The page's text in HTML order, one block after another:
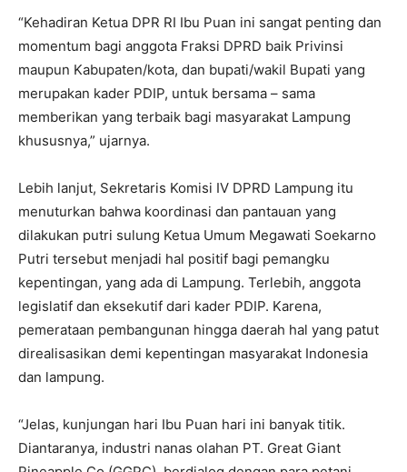
“Kehadiran Ketua DPR RI Ibu Puan ini sangat penting dan
momentum bagi anggota Fraksi DPRD baik Privinsi
maupun Kabupaten/kota, dan bupati/wakil Bupati yang
merupakan kader PDIP, untuk bersama – sama
memberikan yang terbaik bagi masyarakat Lampung
khususnya,” ujarnya.
Lebih lanjut, Sekretaris Komisi IV DPRD Lampung itu
menuturkan bahwa koordinasi dan pantauan yang
dilakukan putri sulung Ketua Umum Megawati Soekarno
Putri tersebut menjadi hal positif bagi pemangku
kepentingan, yang ada di Lampung. Terlebih, anggota
legislatif dan eksekutif dari kader PDIP. Karena,
pemerataan pembangunan hingga daerah hal yang patut
direalisasikan demi kepentingan masyarakat Indonesia
dan lampung.
“Jelas, kunjungan hari Ibu Puan hari ini banyak titik.
Diantaranya, industri nanas olahan PT. Great Giant